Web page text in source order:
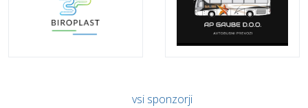
vsi sponzorji